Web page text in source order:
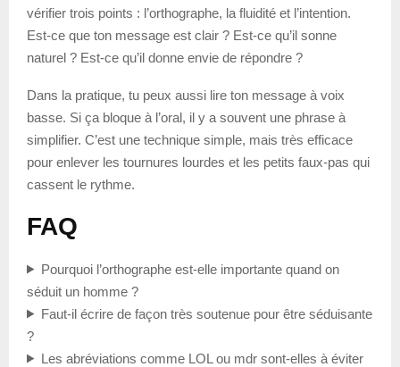
vérifier trois points : l’orthographe, la fluidité et l’intention.
Est-ce que ton message est clair ? Est-ce qu’il sonne
naturel ? Est-ce qu’il donne envie de répondre ?
Dans la pratique, tu peux aussi lire ton message à voix
basse. Si ça bloque à l’oral, il y a souvent une phrase à
simplifier. C’est une technique simple, mais très efficace
pour enlever les tournures lourdes et les petits faux-pas qui
cassent le rythme.
FAQ
Pourquoi l’orthographe est-elle importante quand on
séduit un homme ?
Faut-il écrire de façon très soutenue pour être séduisante
?
Les abréviations comme LOL ou mdr sont-elles à éviter